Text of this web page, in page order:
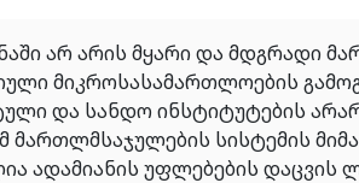
არ არის მყარი და მდგრადი
მიკროსასამართლოების
და სანდო ინსტიტუტების
მართლმსაჯულების სისტემის
ადამიანის უფლებების დაცვის